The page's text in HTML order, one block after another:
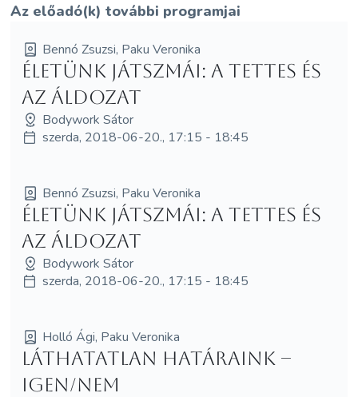
Az előadó(k) további programjai
Bennó Zsuzsi, Paku Veronika
Életünk játszmái: A Tettes és
az Áldozat
Bodywork Sátor
szerda, 2018-06-20., 17:15 - 18:45
Bennó Zsuzsi, Paku Veronika
Életünk játszmái: A Tettes és
az Áldozat
Bodywork Sátor
szerda, 2018-06-20., 17:15 - 18:45
Holló Ági, Paku Veronika
Láthatatlan határaink –
igen/nem